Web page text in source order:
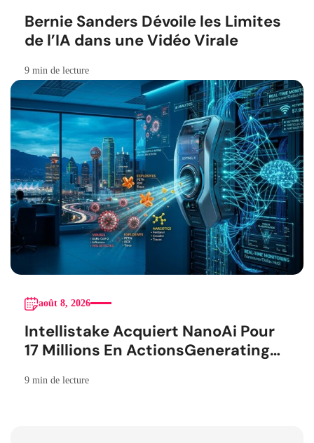
Bernie Sanders Dévoile les Limites
de l’IA dans une Vidéo Virale
9 min de lecture
août 8, 2026
Intellistake Acquiert NanoAi Pour
17 Millions En ActionsGenerating
9 min de lecture